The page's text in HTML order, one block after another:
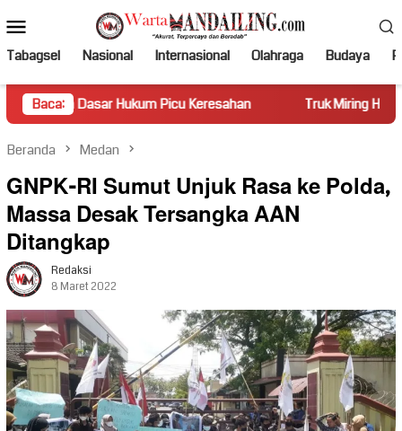
ke
kontenMobile
Tabagsel Nasional Internasional Olahraga Budaya
Baca:
Hukum Picu Keresahan Truk Miring Hambat Arus Lalu
Beranda Medan
GNPK-RI Sumut Unjuk Rasa ke Polda,
Massa Desak Tersangka AAN
Ditangkap
Redaksi
8 Maret 2022